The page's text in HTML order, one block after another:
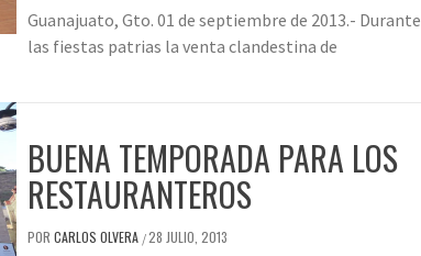
Guanajuato, Gto. 01 de septiembre de 2013.- Durante
las fiestas patrias la venta clandestina de
BUENA TEMPORADA PARA LOS
RESTAURANTEROS
POR CARLOS OLVERA /28 JULIO, 2013